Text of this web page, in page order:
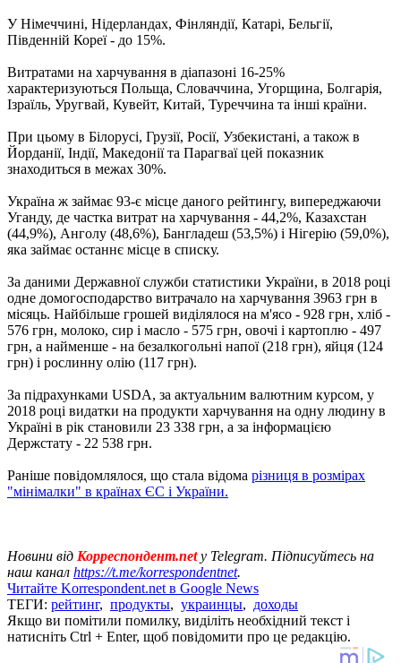
У Німеччині, Нідерландах, Фінляндії, Катарі, Бельгії,
Південній Кореї - до 15%.
Витратами на харчування в діапазоні 16-25%
характеризуються Польща, Словаччина, Угорщина, Болгарія,
Ізраїль, Уругвай, Кувейт, Китай, Туреччина та інші країни.
При цьому в Білорусі, Грузії, Росії, Узбекистані, а також в
Йорданії, Індії, Македонії та Парагваї цей показник
знаходиться в межах 30%.
Україна ж займає 93-є місце даного рейтингу, випереджаючи
Уганду, де частка витрат на харчування - 44,2%, Казахстан
(44,9%), Анголу (48,6%), Бангладеш (53,5%) і Нігерію (59,0%),
яка займає останнє місце в списку.
За даними Державної служби статистики України, в 2018 році
одне домогосподарство витрачало на харчування 3963 грн в
місяць. Найбільше грошей виділялося на м'ясо - 928 грн, хліб -
576 грн, молоко, сир і масло - 575 грн, овочі і картоплю - 497
грн, а найменше - на безалкогольні напої (218 грн), яйця (124
грн) і рослинну олію (117 грн).
За підрахунками USDA, за актуальним валютним курсом, у
2018 році видатки на продукти харчування на одну людину в
Україні в рік становили 23 338 грн, а за інформацією
Держстату - 22 538 грн.
Раніше повідомлялося, що стала відома різниця в розмірах
"мінімалки" в країнах ЄС і України.
Новини від Корреспондент.net у Telegram. Підписуйтесь на
наш канал https://t.me/korrespondentnet.
Читайте Korrespondent.net в Google News
ТЕГИ: рейтинг, продукты, украинцы, доходы
Якщо ви помітили помилку, виділіть необхідний текст і
натисніть Ctrl + Enter, щоб повідомити про це редакцію.